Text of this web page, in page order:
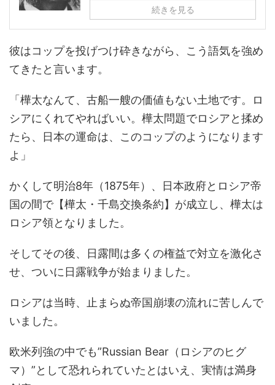
続きを見る
彼はコップを投げつけ砕きながら、こう語気を強め
てきたと言います。
「樺太なんて、古船一艘の価値もない土地です。ロ
シアにくれてやればいい。樺太問題でロシアと揉め
たら、日本の運命は、このコップのようになります
よ」
かくして明治8年（1875年）、日本政府とロシア帝
国の間で【樺太・千島交換条約】が成立し、樺太は
ロシア領となりました。
そしてその後、日露間は多くの権益で対立を激化さ
せ、ついに日露戦争が始まりました。
ロシアは当時、止まらぬ帝国崩壊の流れに苦しんで
いました。
欧米列強の中でも”Russian Bear（ロシアのヒグ
マ）”として恐れられていたとはいえ、実情は満身